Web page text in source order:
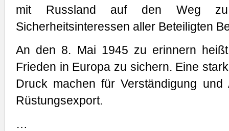
mit Russland auf den Weg
Sicherheitsinteressen aller Beteiligten
An den 8. Mai 1945 zu erinnern
Frieden in Europa zu sichern. Eine
Druck machen für Verständigung
Rüstungsexport.
…